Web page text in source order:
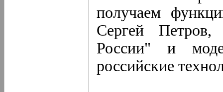
получаем
Сергей
России" и
российские